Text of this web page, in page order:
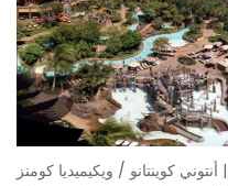
كوينتانو / ويكيميديا ​​كومنز